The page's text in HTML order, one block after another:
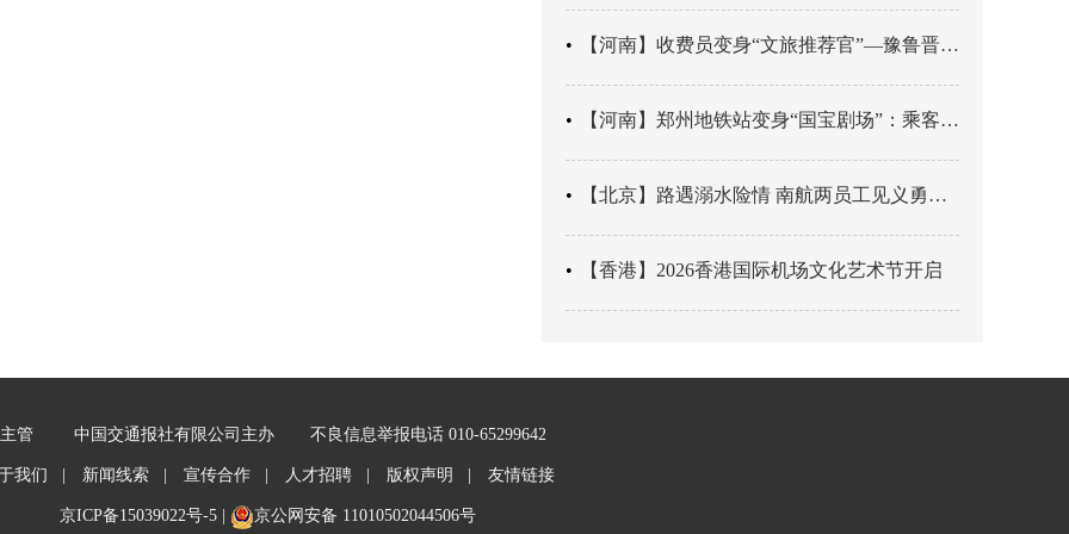
【河南】收费员变身“文旅推荐官”—豫鲁晋四地市交旅融合让游客一下高速就“入戏”
【河南】郑州地铁站变身“国宝剧场”：乘客刚出车厢，就“入戏”千年
【北京】路遇溺水险情 南航两员工见义勇为科学施救
【香港】2026香港国际机场文化艺术节开启
管 中国交通报社有限公司主办 不良信息举报电话 010-65299642
我们 | 新闻线索 | 宣传合作 | 人才招聘 | 版权声明 | 友情链接
京ICP备15039022号-5| 京公网安备 11010502044506号